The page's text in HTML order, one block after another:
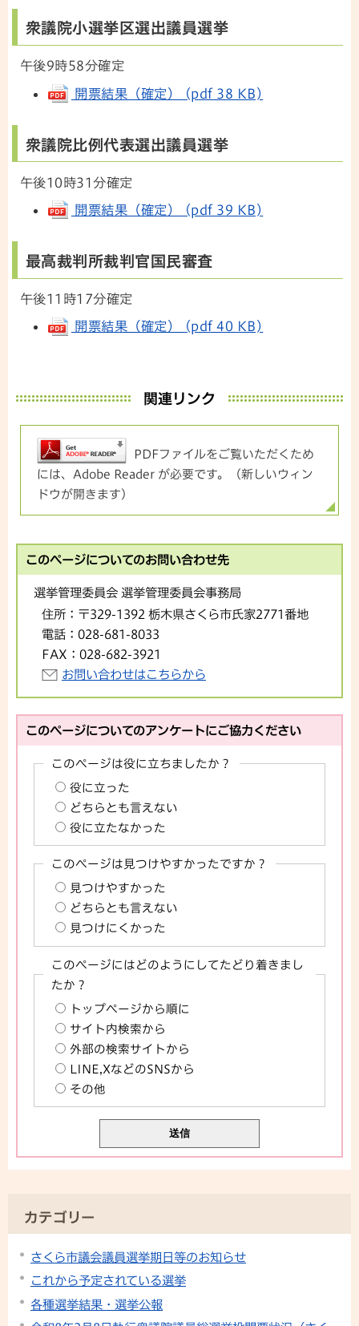
衆議院小選挙区選出議員選挙
午後9時58分確定
開票結果（確定） (pdf 38 KB)
衆議院比例代表選出議員選挙
午後10時31分確定
開票結果（確定） (pdf 39 KB)
最高裁判所裁判官国民審査
午後11時17分確定
開票結果（確定） (pdf 40 KB)
関連リンク
PDFファイルをご覧いただくため
には、Adobe Reader が必要です。（新しいウィン
ドウが開きます）
このページについてのお問い合わせ先
選挙管理委員会 選挙管理委員会事務局
住所： 〒329-1392 栃木県さくら市氏家2771番地
電話： 028-681-8033
FAX： 028-682-3921
お問い合わせはこちらから
このページについてのアンケートにご協力ください
このページは役に立ちましたか？
役に立った
どちらとも言えない
役に立たなかった
このページは見つけやすかったですか？
見つけやすかった
どちらとも言えない
見つけにくかった
このページにはどのようにしてたどり着きまし
たか？
トップページから順に
サイト内検索から
外部の検索サイトから
LINE,XなどのSNSから
その他
カテゴリー
さくら市議会議員選挙期日等のお知らせ
これから予定されている選挙
各種選挙結果・選挙公報